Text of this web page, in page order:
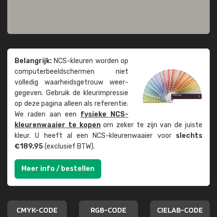
Belangrijk: NCS-kleuren worden op
computer­beeld­schermen niet
volledig waarheids­­getrouw weer­
gegeven. Gebruik de kleur­impressie
op deze pagina alleen als referentie.
We raden aan een fysieke NCS-
kleuren­waaier te kopenom zeker te zijn van de juiste
kleur. U heeft al een NCS-kleuren­waaier voor slechts
€189,95(exclusief BTW).
Meer info / bestellen
CMYK-CODE RGB-CODE CIELAB-CODE